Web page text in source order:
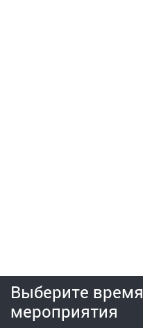
Выберите время
мероприятия